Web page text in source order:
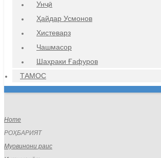
Унҷӣ
Ҳайдар Усмонов
Хистеварз
Чашмасор
Шаҳраки Ғафуров
ТАМОС
Home
РОҲБАРИЯТ
Муовинони раис